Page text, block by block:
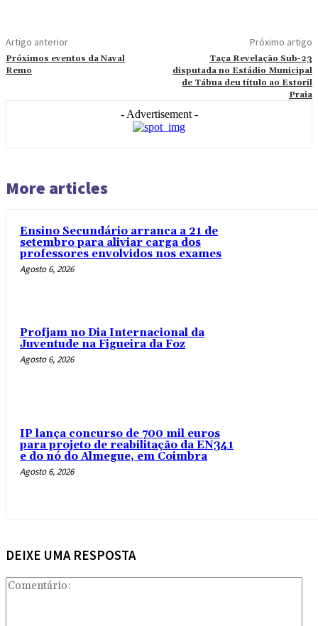
Artigo anterior
Próximos eventos da Naval
Remo
Próximo artigo
Taça Revelação Sub-23
disputada no Estádio Municipal
de Tábua deu título ao Estoril
Praia
- Advertisement -
More articles
Ensino Secundário arranca a 21 de
setembro para aliviar carga dos
professores envolvidos nos exames
Agosto 6, 2026
Profjam no Dia Internacional da
Juventude na Figueira da Foz
Agosto 6, 2026
IP lança concurso de 700 mil euros
para projeto de reabilitação da EN341
e do nó do Almegue, em Coimbra
Agosto 6, 2026
DEIXE UMA RESPOSTA